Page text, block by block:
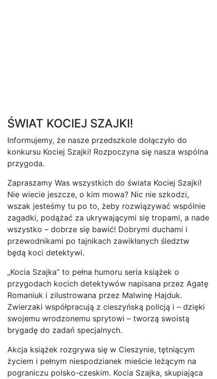
ŚWIAT KOCIEJ SZAJKI!
Informujemy, że nasze przedszkole dołączyło do
konkursu Kociej Szajki! Rozpoczyna się nasza wspólna
przygoda.
Zapraszamy Was wszystkich do świata Kociej Szajki!
Nie wiecie jeszcze, o kim mowa? Nic nie szkodzi,
wszak jesteśmy tu po to, żeby rozwiązywać wspólnie
zagadki, podążać za ukrywającymi się tropami, a nade
wszystko – dobrze się bawić! Dobrymi duchami i
przewodnikami po tajnikach zawikłanych śledztw
będą koci detektywi.
„Kocia Szajka” to pełna humoru seria książek o
przygodach kocich detektywów napisana przez Agatę
Romaniuk i zilustrowana przez Malwinę Hajduk.
Zwierzaki współpracują z cieszyńską policją i – dzięki
swojemu wrodzonemu sprytowi – tworzą swoistą
brygadę do zadań specjalnych.
Akcja książek rozgrywa się w Cieszynie, tętniącym
życiem i pełnym niespodzianek mieście leżącym na
pograniczu polsko-czeskim. Kocia Szajka, skupiająca